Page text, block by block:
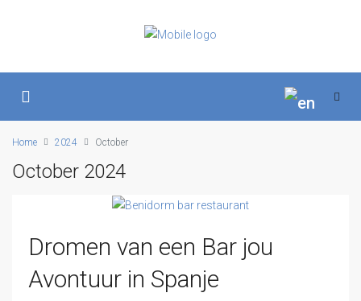
Home 2024 October
October 2024
Dromen van een Bar jou
Avontuur in Spanje